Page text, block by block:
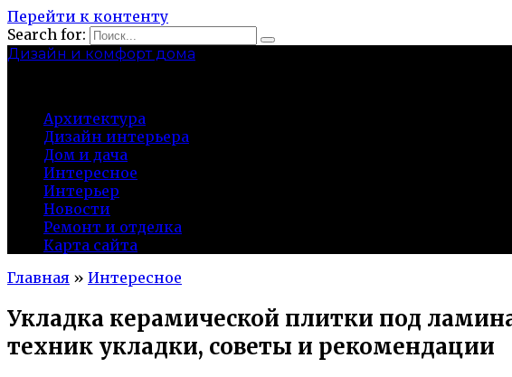
Перейти к контенту
Search for:
Дизайн и комфорт дома
Архитектура
Дизайн интерьера
Дом и дача
Интересное
Интерьер
Новости
Ремонт и отделка
Карта сайта
Главная » Интересное
Укладка керамической плитки под
техник укладки, советы и рекомендации